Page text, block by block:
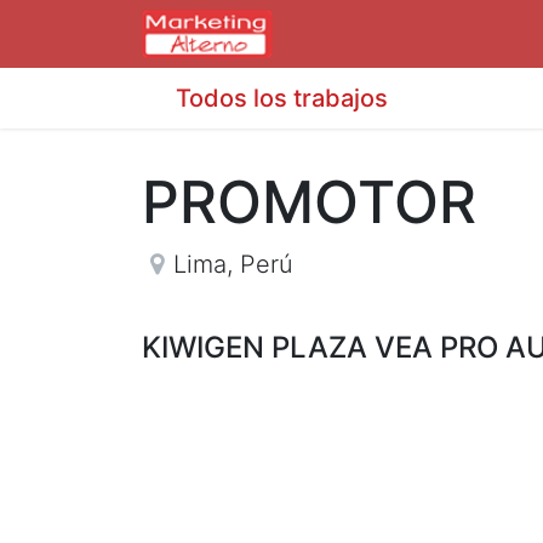
Todos los trabajos
PROMOTOR
Lima, Perú
KIWIGEN PLAZA VEA PRO